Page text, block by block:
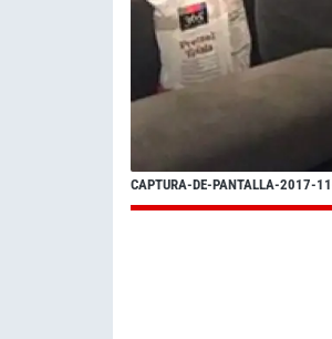
CAPTURA-DE-PANTALLA-2017-